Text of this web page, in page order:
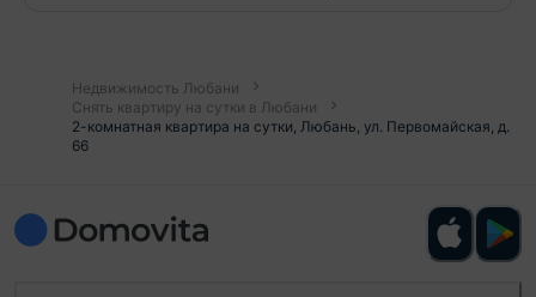
Недвижимость Любани
Снять квартиру на сутки в Любани
2-комнатная квартира на сутки, Любань, ул. Первомайская, д.
66